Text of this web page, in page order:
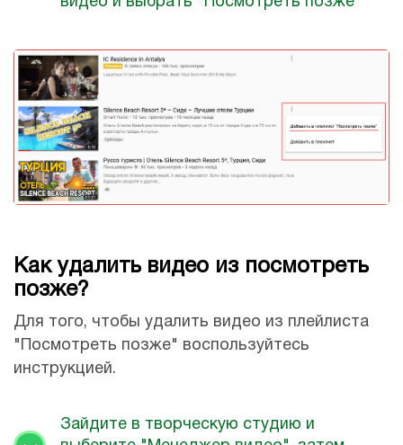
Как удалить видео из посмотреть
позже?
Для того, чтобы удалить видео из плейлиста
"Посмотреть позже" воспользуйтесь
инструкцией.
Зайдите в творческую студию и